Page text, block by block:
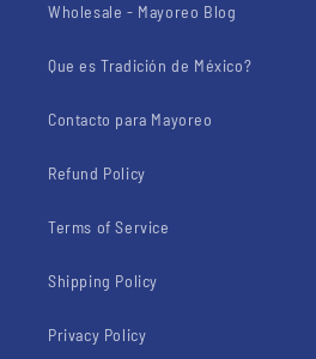
Wholesale - Mayoreo Blog
Que es Tradición de México?
Contacto para Mayoreo
Refund Policy
Terms of Service
Shipping Policy
Privacy Policy